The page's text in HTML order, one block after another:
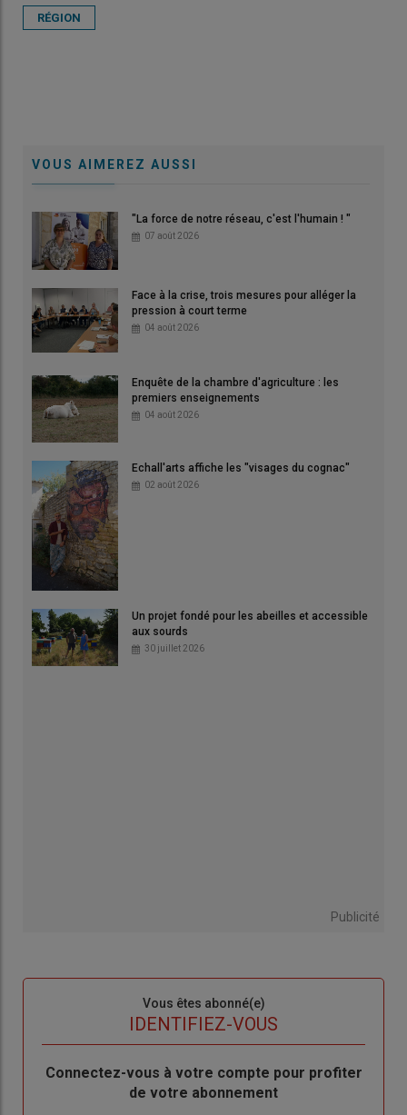
RÉGION
VOUS AIMEREZ AUSSI
"La force de notre réseau, c'est l'humain ! "
07 août 2026
Face à la crise, trois mesures pour alléger la
pression à court terme
04 août 2026
Enquête de la chambre d'agriculture : les
premiers enseignements
04 août 2026
Echall'arts affiche les "visages du cognac"
02 août 2026
Un projet fondé pour les abeilles et accessible
aux sourds
30 juillet 2026
Publicité
Vous êtes abonné(e)
IDENTIFIEZ-VOUS
Body
Connectez-vous à votre compte pour profiter
de votre abonnement